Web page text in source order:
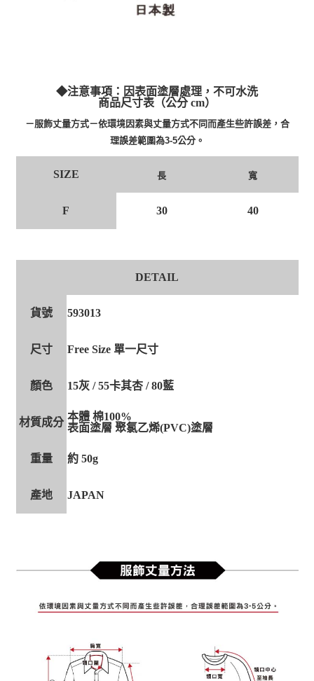
◆注意事項：因表面塗層處理，不可水洗
商品尺寸表（公分 cm）
－服飾丈量方式－依環境因素與丈量方式不同而產生些許誤差，合
理誤差範圍為3-5公分。
SIZE 長 寬
F 30 40
DETAIL
貨號 593013
尺寸 Free Size 單一尺寸
顏色 15灰 / 55卡其杏 / 80藍
材質成分 本體 棉100%
表面塗層 聚氯乙烯(PVC)塗層
重量 約 50g
產地 JAPAN